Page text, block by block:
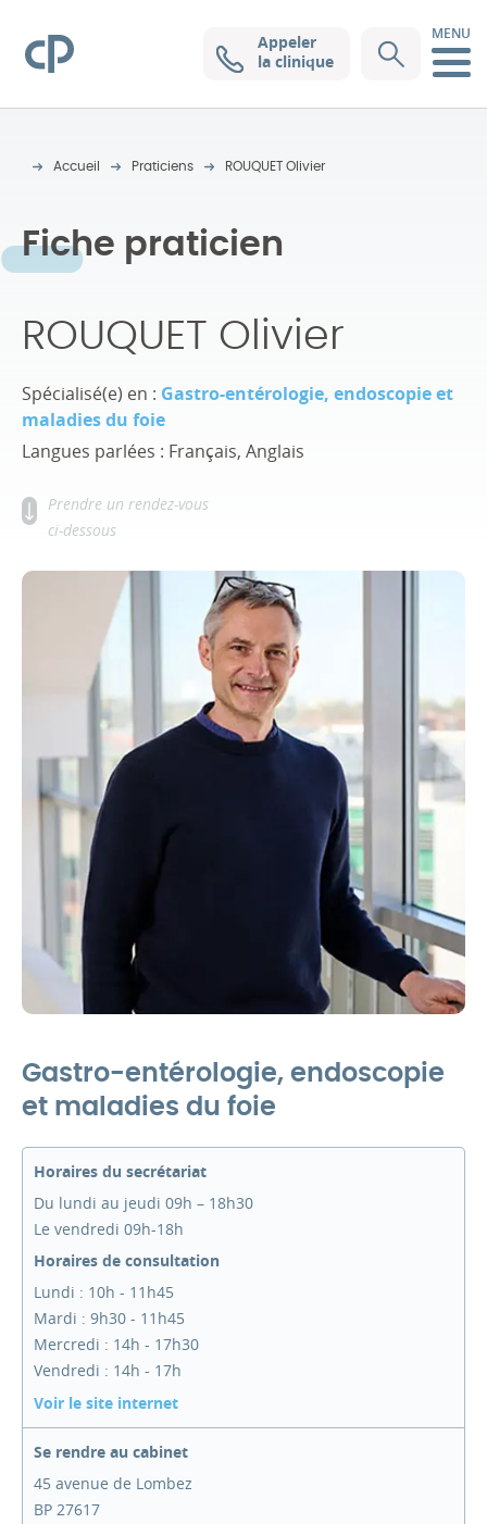
Clinique Pasteur
Appeler
la clinique
MENU
Accueil Praticiens ROUQUET Olivier
Fiche praticien
ROUQUET Olivier
Spécialisé(e) en : Gastro-entérologie, endoscopie et
maladies du foie
Langues parlées : Français, Anglais
Prendre un rendez-vous
ci-dessous
Gastro-entérologie, endoscopie
et maladies du foie
Horaires du secrétariat
Du lundi au jeudi 09h – 18h30
Le vendredi 09h-18h
Horaires de consultation
Lundi : 10h - 11h45
Mardi : 9h30 - 11h45
Mercredi : 14h - 17h30
Vendredi : 14h - 17h
Voir le site internet
Se rendre au cabinet
45 avenue de Lombez
BP 27617